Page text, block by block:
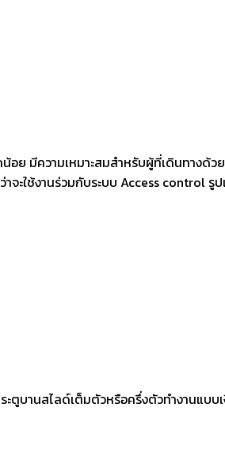
มีความเหมาะสมสำหรับผู้ที่เดินทางด้ว
ะใช้งานร่วมกับระบบ Access control รู
บานสไลด์เต็มตัวหรือครึ่งตัวทำงานแบบ